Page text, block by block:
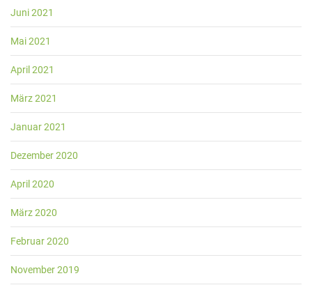
Juni 2021
Mai 2021
April 2021
März 2021
Januar 2021
Dezember 2020
April 2020
März 2020
Februar 2020
November 2019